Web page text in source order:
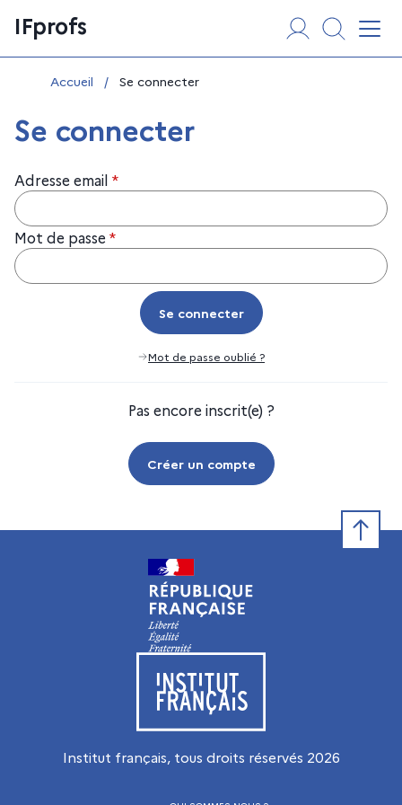
au
contenu
IFprofs
Vous êtes ici :
Accueil / Se connecter
Se connecter
Adresse email *
Mot de passe *
Se connecter
Se connecter
Mot de passe oublié ?
Pas encore inscrit(e) ?
Créer un compte
Visiter le site de l’Institut français
Institut français, tous droits réservés 2026